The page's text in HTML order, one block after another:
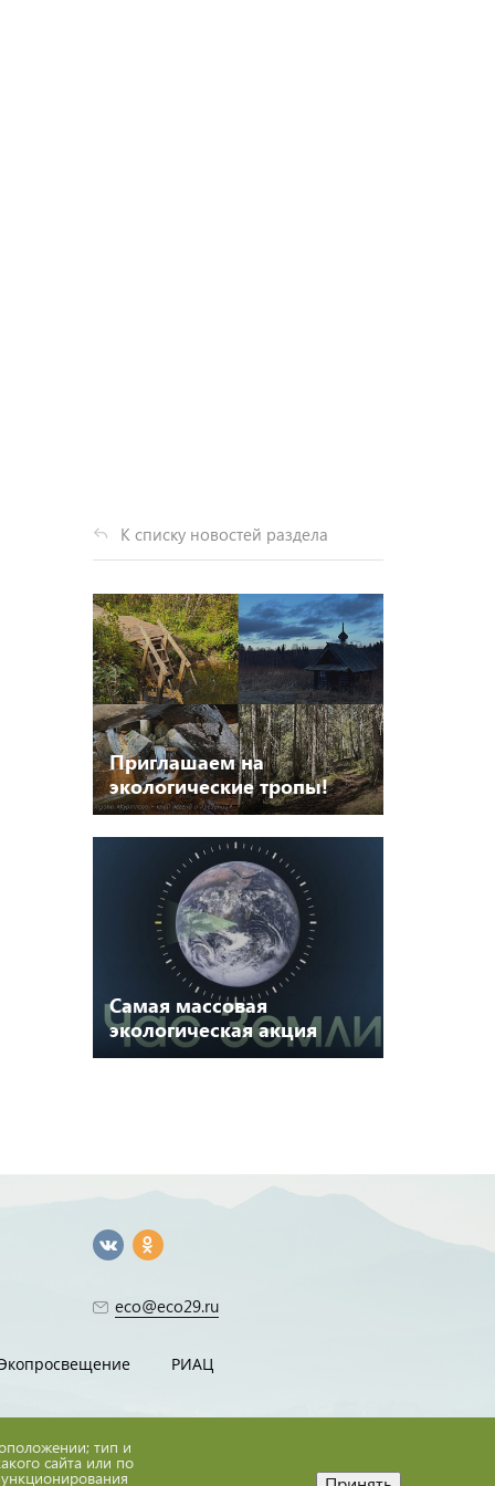
К списку новостей раздела
Приглашаем на
экологические тропы!
Самая массовая
экологическая акция
«Час земли» пройдет
РИАЦ
eco@eco29.ru
тип и
сайта или по